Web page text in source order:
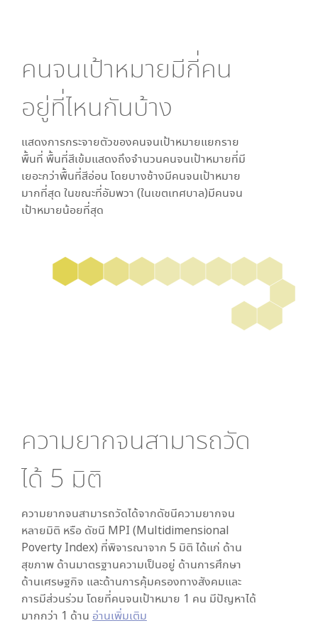
คนจนเป้าหมายมีกี่คน
อยู่ที่ไหนกันบ้าง
แสดงการกระจายตัวของคนจนเป้าหมายแยกราย
พื้นที่ พื้นที่สีเข้มแสดงถึงจำนวนคนจนเป้าหมายที่มี
เยอะกว่าพื้นที่สีอ่อน โดยบางช้างมีคนจนเป้าหมาย
มากที่สุด ในขณะที่อัมพวา (ในเขตเทศบาล)มีคนจน
เป้าหมายน้อยที่สุด
ความยากจนสามารถวัด
ได้ 5 มิติ
ความยากจนสามารถวัดได้จากดัชนีความยากจน
หลายมิติ หรือ ดัชนี MPI (Multidimensional
Poverty Index) ที่พิจารณาจาก 5 มิติ ได้แก่ ด้าน
สุขภาพ ด้านมาตรฐานความเป็นอยู่ ด้านการศึกษา
ด้านเศรษฐกิจ และด้านการคุ้มครองทางสังคมและ
การมีส่วนร่วม โดยที่คนจนเป้าหมาย 1 คน มีปัญหาได้
มากกว่า 1 ด้าน อ่านเพิ่มเติม